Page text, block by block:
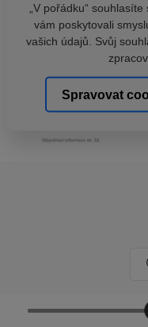
„V pořádku“
vám poskytovali
vašich údajů. Svůj
Spravovat